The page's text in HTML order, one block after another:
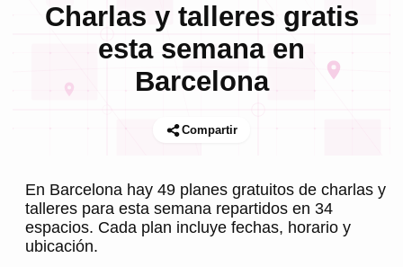
Charlas y talleres gratis
esta semana en
Barcelona
Compartir
En Barcelona hay 49 planes gratuitos de charlas y
talleres para esta semana repartidos en 34
espacios. Cada plan incluye fechas, horario y
ubicación.